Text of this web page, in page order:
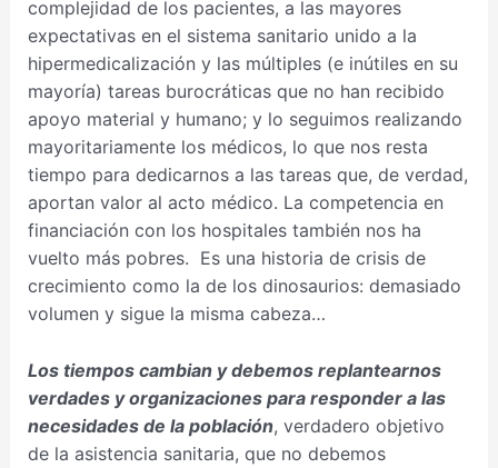
complejidad de los pacientes, a las mayores
expectativas en el sistema sanitario unido a la
hipermedicalización y las múltiples (e inútiles en su
mayoría) tareas burocráticas que no han recibido
apoyo material y humano; y lo seguimos realizando
mayoritariamente los médicos, lo que nos resta
tiempo para dedicarnos a las tareas que, de verdad,
aportan valor al acto médico. La competencia en
financiación con los hospitales también nos ha
vuelto más pobres. Es una historia de crisis de
crecimiento como la de los dinosaurios: demasiado
volumen y sigue la misma cabeza…
Los tiempos cambian y debemos replantearnos
verdades y organizaciones para responder a las
necesidades de la población, verdadero objetivo
de la asistencia sanitaria, que no debemos